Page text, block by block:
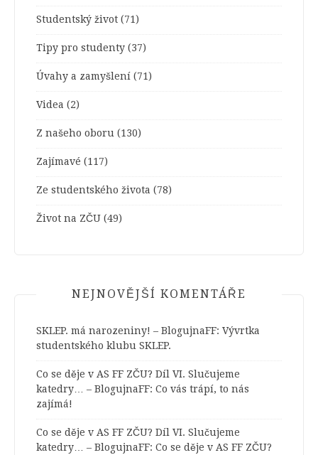
Studentský život (71)
Tipy pro studenty (37)
Úvahy a zamyšlení (71)
Videa (2)
Z našeho oboru (130)
Zajímavé (117)
Ze studentského života (78)
Život na ZČU (49)
NEJNOVĚJŠÍ KOMENTÁŘE
SKLEP. má narozeniny! – BlogujnaFF: Vývrtka
studentského klubu SKLEP.
Co se děje v AS FF ZČU? Díl VI. Slučujeme
katedry… – BlogujnaFF: Co vás trápí, to nás
zajímá!
Co se děje v AS FF ZČU? Díl VI. Slučujeme
katedry… – BlogujnaFF: Co se děje v AS FF ZČU?